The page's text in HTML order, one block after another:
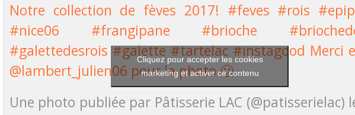
Notre collection de fèves 2017! #feves #rois
#nice06 #frangipane #brioche
#galettedesrois #galette #tartelac #instagood Merci
@lambert_julien06 pour la photo 🙂
Une photo publiée par Pâtisserie LAC (@patisserielac)
Cliquez pour accepter les cookies
marketing et activer ce contenu